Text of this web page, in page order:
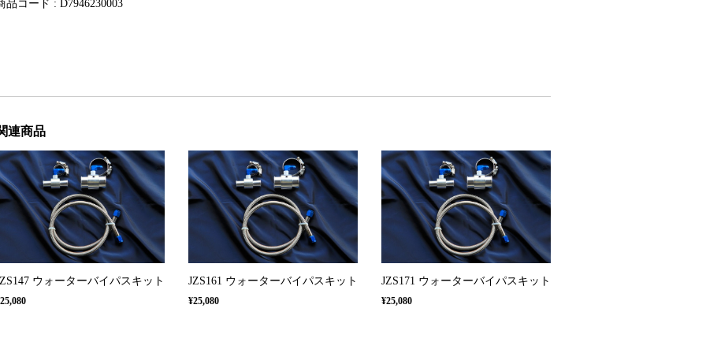
品コード : D7946230003
連商品
ウォーターバイパスキット JZS161 ウォーターバイパスキット
¥25,080
JZS171 ウォーターバイパスキット
¥25,080